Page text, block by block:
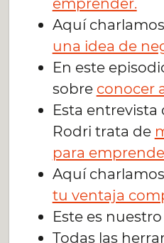
Aquí
una idea de
En este
sobre conocer
Esta entrevista
Rodri trata de
para
Aquí
tu ventaja
Este es
Todas las